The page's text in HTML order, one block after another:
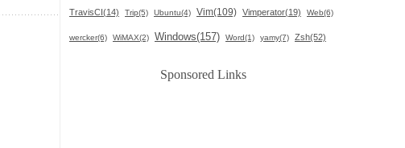
TravisCI(14) Trip(5) Ubuntu(4) Vim(109) Vimperator(19) Web(6)
wercker(6) WiMAX(2) Windows(157) Word(1) yamy(7) Zsh(52)
Sponsored Links